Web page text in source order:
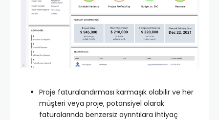
Proje faturalandırması karmaşık olabilir ve her
müşteri veya proje, potansiyel olarak
faturalarında benzersiz ayrıntılara ihtiyaç